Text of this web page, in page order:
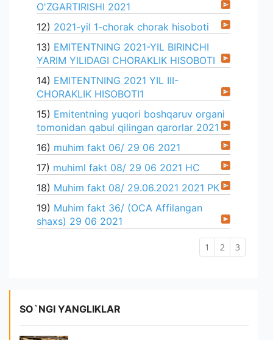
O'ZGARTIRISHI 2021
12) 2021-yil 1-chorak chorak hisoboti
13) EMITENTNING 2021-YIL BIRINCHI
YARIM YILIDAGI CHORAKLIK HISOBOTI
14) EMITENTNING 2021 YIL III-
CHORAKLIK HISOBOTI1
15) Emitentning yuqori boshqaruv organi
tomonidan qabul qilingan qarorlar 2021
16) muhim fakt 06/ 29 06 2021
17) muhiml fakt 08/ 29 06 2021 НС
18) Muhim fakt 08/ 29.06.2021 2021 РК
19) Muhim fakt 36/ (OCA Affilangan
shaxs) 29 06 2021
1 2 3
SO`NGI YANGLIKLAR